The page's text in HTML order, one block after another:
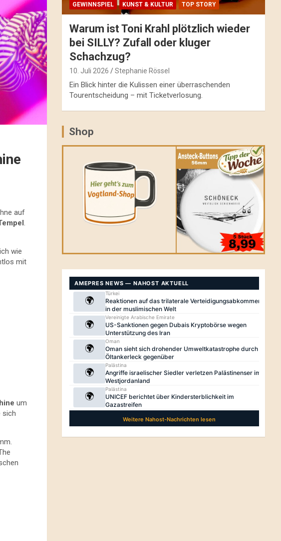
auf
wie
mit
um
sich
GEWINNSPIEL KUNST & KULTUR TOP STORY
Warum ist Toni Krahl plötzlich wieder
bei SILLY? Zufall oder kluger
Schachzug?
10. Juli 2026 Stephanie Rössel
Ein Blick hinter die Kulissen einer überraschenden
Tourentscheidung – mit Ticketverlosung.
Shop